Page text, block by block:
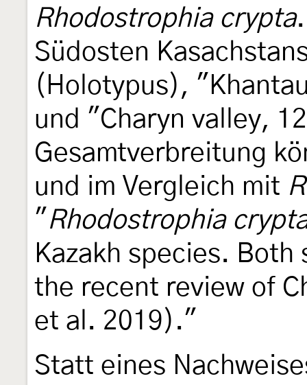
Rhodostrophia crypta
Südosten
(Holotypus),
und "Charyn valley,
Gesamtverbreitung
und im Vergleich mit
" Rhodostrophia
Kazakh species.
the recent review of
et al. 2019)."
Statt eines